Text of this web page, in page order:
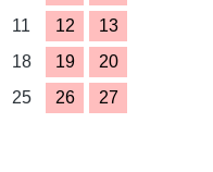
11 12
13
18 19
20
25 26
27